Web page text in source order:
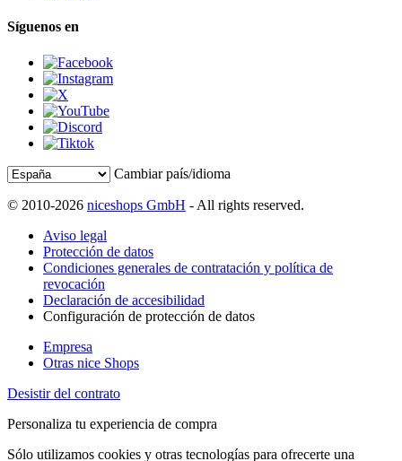
Síguenos en
Cambiar país/idioma
© 2010-2026 niceshops GmbH - All rights reserved.
Aviso legal
Protección de datos
Condiciones generales de contratación y política de
revocación
Declaración de accesibilidad
Configuración de protección de datos
Empresa
Otras nice Shops
Desistir del contrato
Personaliza tu experiencia de compra
Sólo utilizamos cookies y otras tecnologías para ofrecerte una